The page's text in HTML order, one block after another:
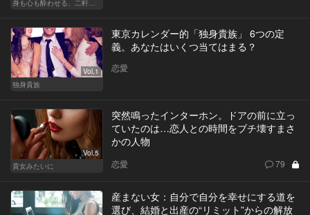
Vol.1
独身貴族
東京カレンダー的「独身貴族」 6つの定
義。あなたはいくつ当てはまる？
恋愛
Vol.5
貴女みたいに
突然鳴ったインターホン。ドアの前に立っ
ていたのは…恋人との時間をブチ壊すまさ
かの人物
恋愛 79
産まない女：自分で自分を幸せにする道を
選び、結婚と出産の“リミット”からの解放